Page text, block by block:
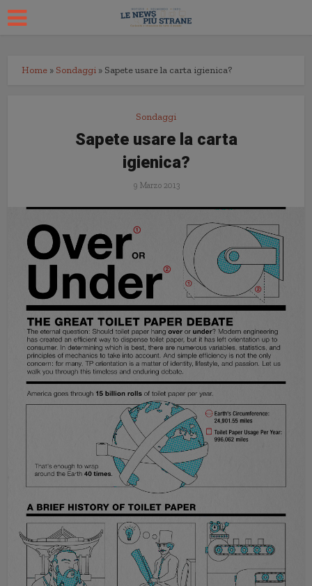
Home » Sondaggi » Sapete usare la carta igienica?
Sondaggi
Sapete usare la carta
igienica?
9 Marzo 2013